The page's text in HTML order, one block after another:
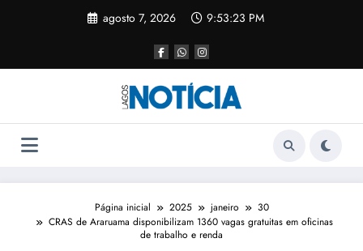
agosto 7, 2026 9:53:23 PM
Página inicial 2025 janeiro
30
CRAS de Araruama disponibilizam 1360 vagas gratuitas em oficinas
de trabalho e renda